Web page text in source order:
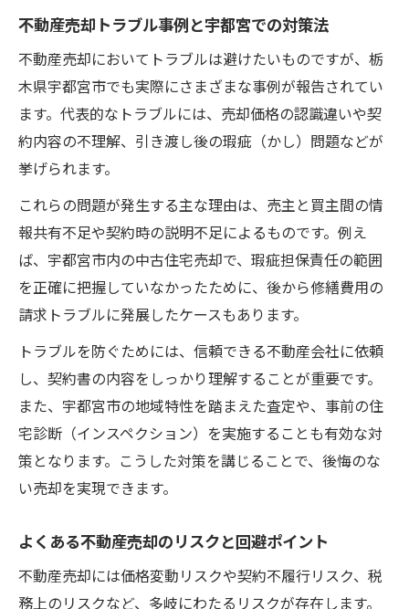
不動産売却トラブル事例と宇都宮での対策法
不動産売却においてトラブルは避けたいものですが、栃
木県宇都宮市でも実際にさまざまな事例が報告されてい
ます。代表的なトラブルには、売却価格の認識違いや契
約内容の不理解、引き渡し後の瑕疵（かし）問題などが
挙げられます。
これらの問題が発生する主な理由は、売主と買主間の情
報共有不足や契約時の説明不足によるものです。例え
ば、宇都宮市内の中古住宅売却で、瑕疵担保責任の範囲
を正確に把握していなかったために、後から修繕費用の
請求トラブルに発展したケースもあります。
トラブルを防ぐためには、信頼できる不動産会社に依頼
し、契約書の内容をしっかり理解することが重要です。
また、宇都宮市の地域特性を踏まえた査定や、事前の住
宅診断（インスペクション）を実施することも有効な対
策となります。こうした対策を講じることで、後悔のな
い売却を実現できます。
よくある不動産売却のリスクと回避ポイント
不動産売却には価格変動リスクや契約不履行リスク、税